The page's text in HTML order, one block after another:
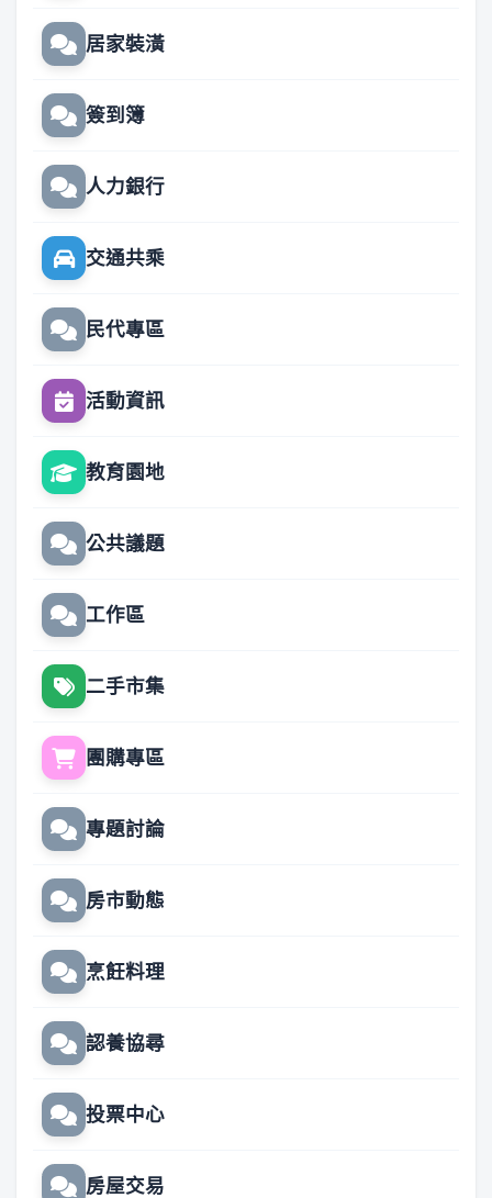
居家裝潢
簽到簿
人力銀行
交通共乘
民代專區
活動資訊
教育園地
公共議題
工作區
二手市集
團購專區
專題討論
房市動態
烹飪料理
認養協尋
投票中心
房屋交易